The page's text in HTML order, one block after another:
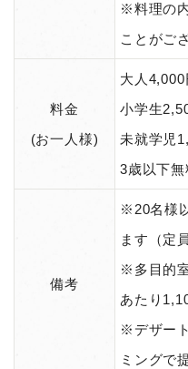
※料理の
ことがご
料金
(お一人様)
大人
小学生
未就学児
3歳以下無
備考
※20名様
ます（定
※多目的
あたり
※デザー
ミングで